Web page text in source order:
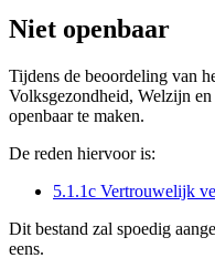
Niet openbaar
Tijdens de beoordeling van
Volksgezondheid, Welzijn
openbaar te maken.
De reden hiervoor is:
5.1.1c Vertrouwelijk
Dit bestand zal spoedig
eens.